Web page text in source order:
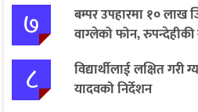
७
बम्पर उपहारमा १० लाख
वाग्लेको फोन,
८
विद्यार्थीलाई लक्षित गरी
यादवको निर्देशन